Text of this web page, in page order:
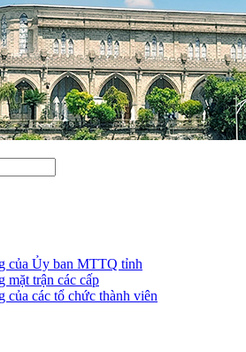
của Ủy ban MTTQ tỉnh
mặt trận các cấp
của các tổ chức thành viên